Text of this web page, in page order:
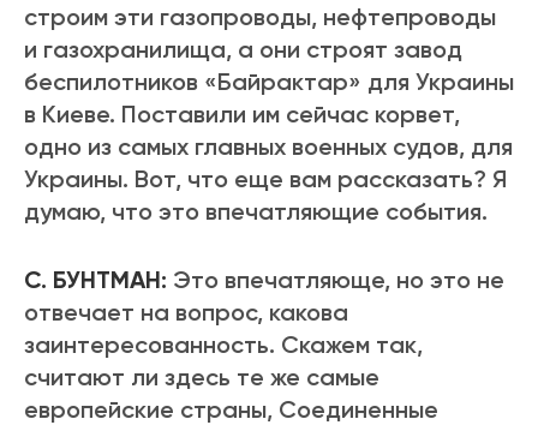
строим эти газопроводы, нефтепроводы
и газохранилища, а они строят завод
беспилотников «Байрактар» для Украины
в Киеве. Поставили им сейчас корвет,
одно из самых главных военных судов, для
Украины. Вот, что еще вам рассказать? Я
думаю, что это впечатляющие события.
С. БУНТМАН: Это впечатляюще, но это не
отвечает на вопрос, какова
заинтересованность. Скажем так,
считают ли здесь те же самые
европейские страны, Соединенные